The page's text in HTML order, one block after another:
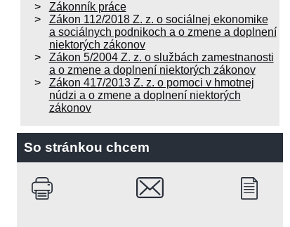
Zákonník práce
Zákon 112/2018 Z. z. o sociálnej ekonomike
a sociálnych podnikoch a o zmene a doplnení
niektorých zákonov
Zákon 5/2004 Z. z. o službách zamestnanosti
a o zmene a doplnení niektorých zákonov
Zákon 417/2013 Z. z. o pomoci v hmotnej
núdzi a o zmene a doplnení niektorých
zákonov
So stránkou chcem